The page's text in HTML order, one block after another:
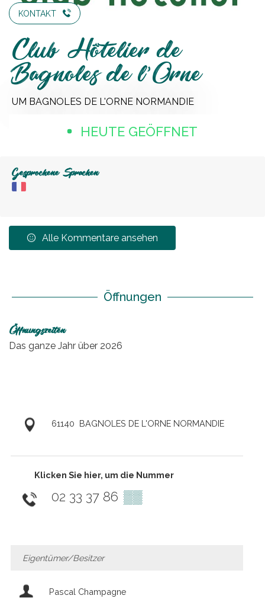
KONTAKT
Club Hôtelier de
Bagnoles de l'Orne
UM BAGNOLES DE L'ORNE NORMANDIE
HEUTE GEÖFFNET
Gesprochene Sprachen
Alle Kommentare ansehen
Öffnungen
Öffnungszeiten
Das ganze Jahr über 2026
61140 BAGNOLES DE L'ORNE NORMANDIE
Klicken Sie hier, um die Nummer
02 33 37 86 ▒▒
Eigentümer/Besitzer
Pascal Champagne